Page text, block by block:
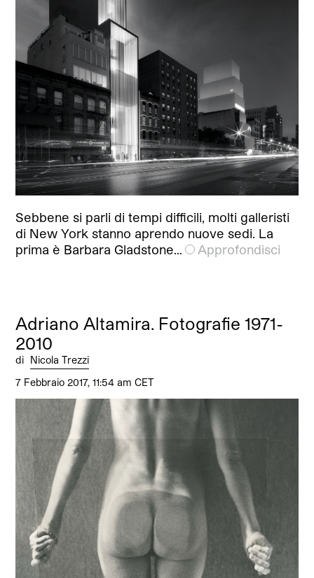
Sebbene si parli di tempi difficili, molti galleristi
di New York stanno aprendo nuove sedi. La
prima è Barbara Gladstone…
Approfondisci
Adriano Altamira. Fotografie 1971-
2010
di Nicola Trezzi
7 Febbraio 2017, 11:54 am CET